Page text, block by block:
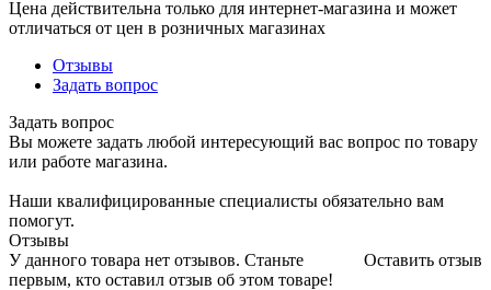
Цена действительна только для интернет-магазина и может
отличаться от цен в розничных магазинах
Отзывы
Задать вопрос
Задать вопрос
Вы можете задать любой интересующий вас вопрос по товару
или работе магазина.
Наши квалифицированные специалисты обязательно вам
помогут.
Отзывы
Оставить отзыв
У данного товара нет отзывов. Станьте
первым, кто оставил отзыв об этом товаре!